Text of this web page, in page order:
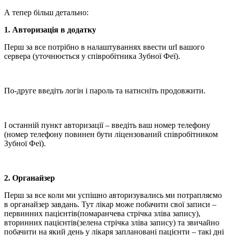
А тепер більш детально:
1. Авторизація в додатку
Перш за все потрібно в налаштуваннях ввести url вашого
сервера (уточнюється у співробітника Зубної Феї).
По-друге введіть логін і пароль та натисніть продовжити.
І останній пункт авторизації – введіть ваш номер телефону
(номер телефону повинен бути ліцензований співробітником
Зубної Феї).
2. Органайзер
Перш за все коли ми успішно авторизувались ми потрапляємо
в органайзер завдань. Тут лікар може побачити свої записи –
первинних пацієнтів(помаранчева стрічка зліва запису),
вторинних пацієнтів(зелена стрічка зліва запису) та звичайно
побачити на який день у лікаря заплановані пацієнти – такі дні